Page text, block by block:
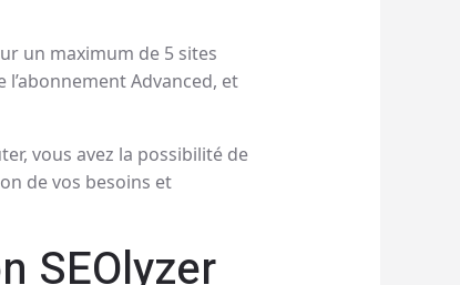
un maximum de 5 sites
Advanced, et
vous avez la possibilité de
de vos besoins et
SEOlyzer